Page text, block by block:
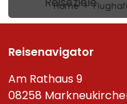
Home
Reisenavigator
Am Rathaus 9
08258